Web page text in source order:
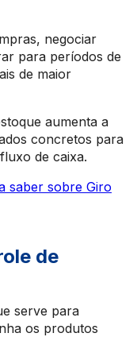
negociar
para períodos de
de maior
aumenta a
concretos para
de caixa.
saber sobre Giro
de
serve para
os produtos